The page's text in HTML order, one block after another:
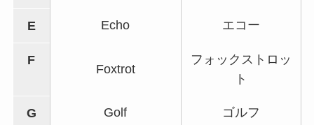
E Echo エコー
F
Foxtrot
フォックストロッ
ト
G Golf ゴルフ